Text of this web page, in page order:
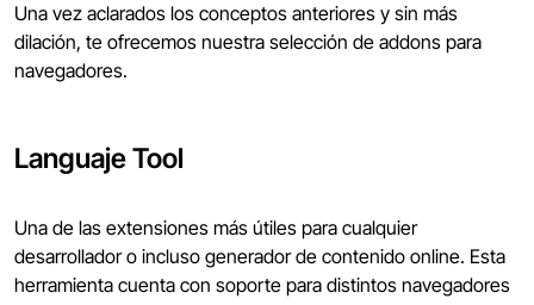
Una vez aclarados los conceptos anteriores y sin más
dilación, te ofrecemos nuestra selección de addons para
navegadores.
Languaje Tool
Una de las extensiones más útiles para cualquier
desarrollador o incluso generador de contenido online. Esta
herramienta cuenta con soporte para distintos navegadores